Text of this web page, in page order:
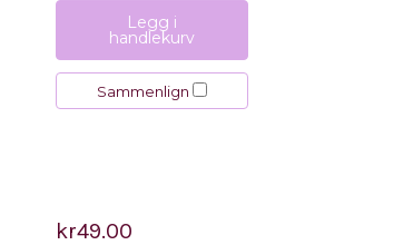
Legg i
handlekurv
Sammenlign
kr49.00